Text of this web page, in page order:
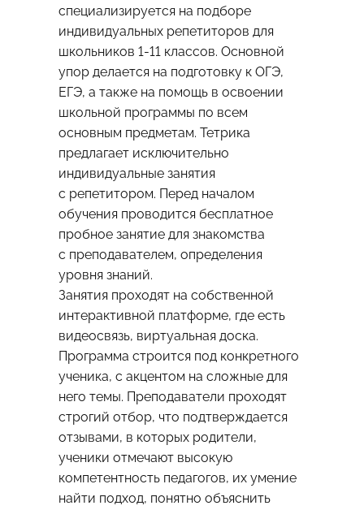
специализируется на подборе
индивидуальных репетиторов для
школьников 1-11 классов. Основной
упор делается на подготовку к ОГЭ,
ЕГЭ, а также на помощь в освоении
школьной программы по всем
основным предметам. Тетрика
предлагает исключительно
индивидуальные занятия
с репетитором. Перед началом
обучения проводится бесплатное
пробное занятие для знакомства
с преподавателем, определения
уровня знаний.
Занятия проходят на собственной
интерактивной платформе, где есть
видеосвязь, виртуальная доска.
Программа строится под конкретного
ученика, с акцентом на сложные для
него темы. Преподаватели проходят
строгий отбор, что подтверждается
отзывами, в которых родители,
ученики отмечают высокую
компетентность педагогов, их умение
найти подход, понятно объяснить